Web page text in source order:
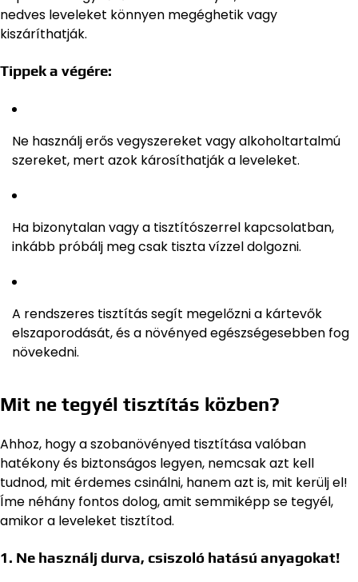
nedves leveleket könnyen megéghetik vagy
kiszáríthatják.
Tippek a végére:
Ne használj erős vegyszereket vagy alkoholtartalmú
szereket, mert azok károsíthatják a leveleket.
Ha bizonytalan vagy a tisztítószerrel kapcsolatban,
inkább próbálj meg csak tiszta vízzel dolgozni.
A rendszeres tisztítás segít megelőzni a kártevők
elszaporodását, és a növényed egészségesebben fog
növekedni.
Mit ne tegyél tisztítás közben?
Ahhoz, hogy a szobanövényed tisztítása valóban
hatékony és biztonságos legyen, nemcsak azt kell
tudnod, mit érdemes csinálni, hanem azt is, mit kerülj el!
Íme néhány fontos dolog, amit semmiképp se tegyél,
amikor a leveleket tisztítod.
1. Ne használj durva, csiszoló hatású anyagokat!